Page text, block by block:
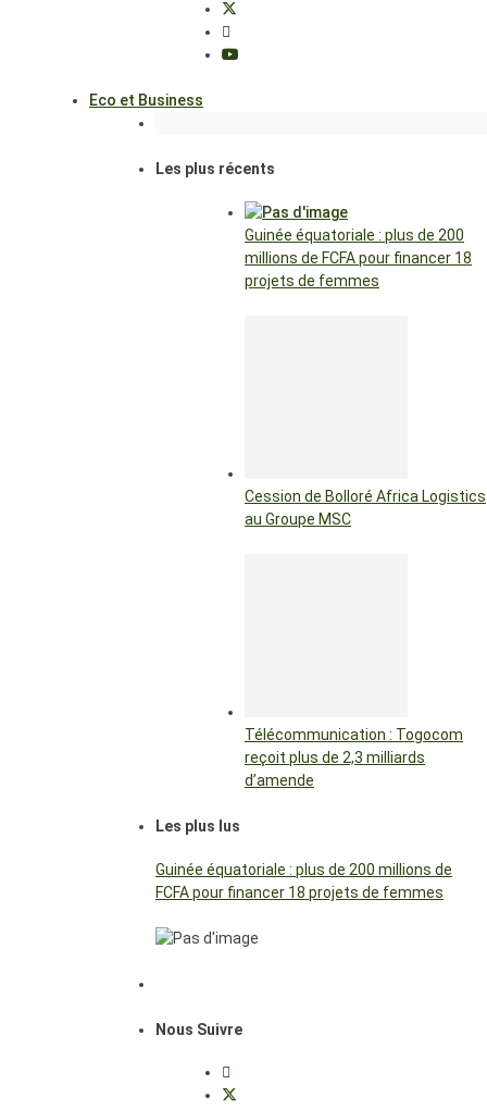
Eco et Business
Les plus récents
Guinée équatoriale : plus de 200
millions de FCFA pour financer 18
projets de femmes
Cession de Bolloré Africa Logistics
au Groupe MSC
Télécommunication : Togocom
reçoit plus de 2,3 milliards
d’amende
Les plus lus
Guinée équatoriale : plus de 200 millions de
FCFA pour financer 18 projets de femmes
Nous Suivre